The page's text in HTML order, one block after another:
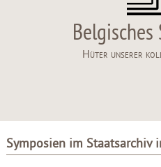
Hüter unserer
Symposien im Staatsarchiv